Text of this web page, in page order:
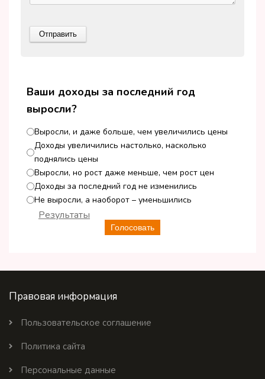
Ваши доходы за последний год
выросли?
Выросли, и даже больше, чем увеличились цены
Доходы увеличились настолько, насколько
поднялись цены
Выросли, но рост даже меньше, чем рост цен
Доходы за последний год не изменились
Не выросли, а наоборот – уменьшились
Голосовать
Результаты
Правовая информация
Пользовательское соглашение
Политика сайта
Персональные данные